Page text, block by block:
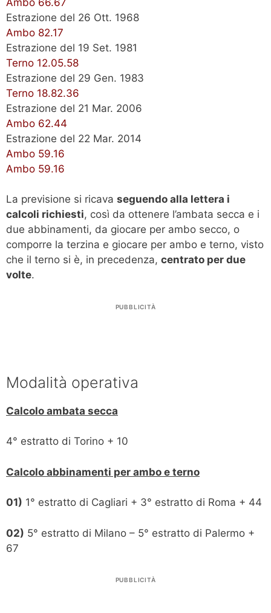
Estrazione del 26 Ott. 1968
Ambo 82.17
Estrazione del 19 Set. 1981
Terno 12.05.58
Estrazione del 29 Gen. 1983
Terno 18.82.36
Estrazione del 21 Mar. 2006
Ambo 62.44
Estrazione del 22 Mar. 2014
Ambo 59.16
Ambo 59.16
La previsione si ricava seguendo alla lettera i
calcoli richiesti, così da ottenere l’ambata secca e i
due abbinamenti, da giocare per ambo secco, o
comporre la terzina e giocare per ambo e terno, visto
che il terno si è, in precedenza, centrato per due
volte.
PUBBLICITÀ
Modalità operativa
Calcolo ambata secca
4° estratto di Torino + 10
Calcolo abbinamenti per ambo e terno
01) 1° estratto di Cagliari + 3° estratto di Roma + 44
02) 5° estratto di Milano – 5° estratto di Palermo +
67
PUBBLICITÀ